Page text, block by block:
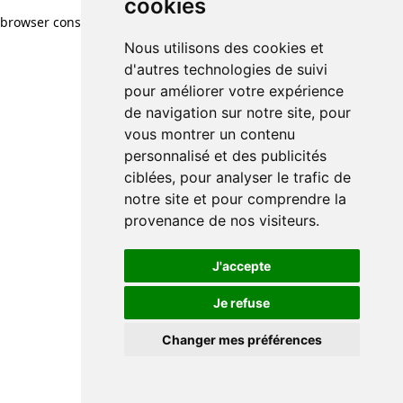
cookies
Nous utilisons des cookies et
d'autres technologies de suivi
pour améliorer votre expérience
de navigation sur notre site, pour
vous montrer un contenu
personnalisé et des publicités
ciblées, pour analyser le trafic de
notre site et pour comprendre la
provenance de nos visiteurs.
J'accepte
Je refuse
Changer mes préférences
browser console for more information)